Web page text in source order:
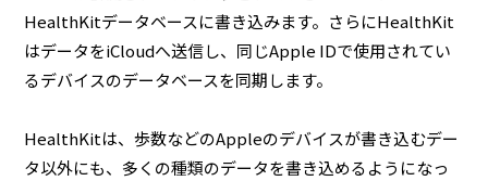
HealthKitデータベースに書き込みます。さらにHealthKit
はデータをiCloudへ送信し、同じApple IDで使用されてい
るデバイスのデータベースを同期します。
HealthKitは、歩数などのAppleのデバイスが書き込むデー
タ以外にも、多くの種類のデータを書き込めるようになっ